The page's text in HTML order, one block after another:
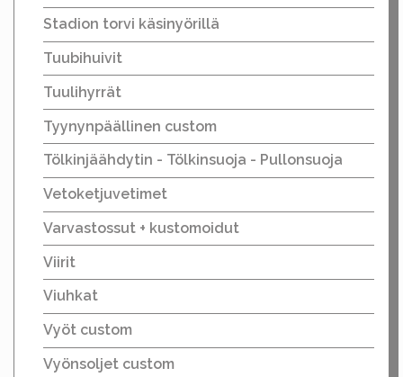
Stadion torvi käsinyörillä
Tuubihuivit
Tuulihyrrät
Tyynynpäällinen custom
Tölkinjäähdytin - Tölkinsuoja - Pullonsuoja
Vetoketjuvetimet
Varvastossut + kustomoidut
Viirit
Viuhkat
Vyöt custom
Vyönsoljet custom